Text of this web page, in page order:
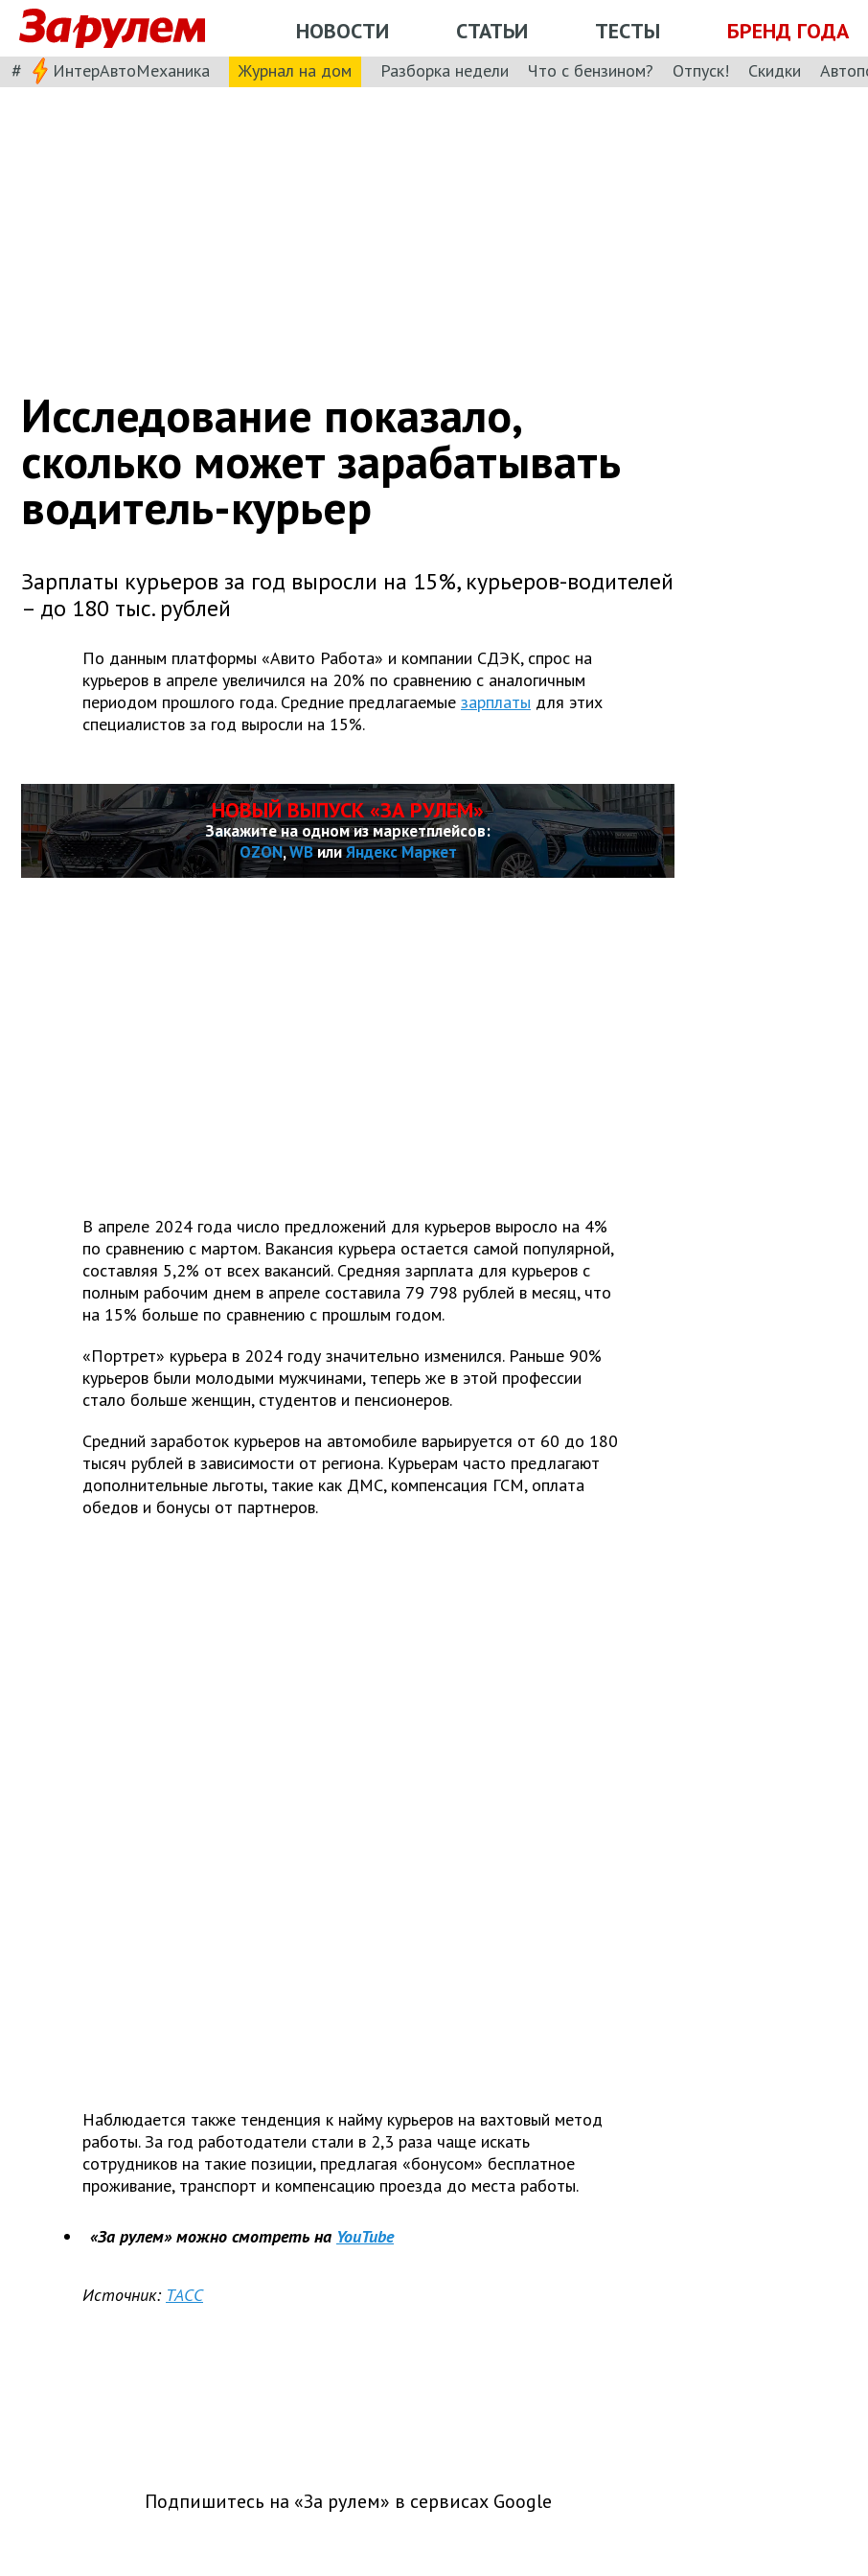
НОВОСТИ СТАТЬИ ТЕСТЫ БРЕНД ГОДА
# ИнтерАвтоМеханика Журнал на дом Разборка недели Что с бензином? Отпуск! Скидки
Исследование показало,
сколько может зарабатывать
водитель-курьер
Зарплаты курьеров за год выросли на 15%, курьеров-водителей
– до 180 тыс. рублей
По данным платформы «Авито Работа» и компании СДЭК, спрос на
курьеров в апреле увеличился на 20% по сравнению с аналогичным
периодом прошлого года. Средние предлагаемые зарплаты для этих
специалистов за год выросли на 15%.
НОВЫЙ ВЫПУСК «ЗА РУЛЕМ»
Закажите на одном из маркетплейсов:
OZON,WBилиЯндекс Маркет
В апреле 2024 года число предложений для курьеров выросло на 4%
по сравнению с мартом. Вакансия курьера остается самой популярной,
составляя 5,2% от всех вакансий. Средняя зарплата для курьеров с
полным рабочим днем в апреле составила 79 798 рублей в месяц, что
на 15% больше по сравнению с прошлым годом.
«Портрет» курьера в 2024 году значительно изменился. Раньше 90%
курьеров были молодыми мужчинами, теперь же в этой профессии
стало больше женщин, студентов и пенсионеров.
Средний заработок курьеров на автомобиле варьируется от 60 до 180
тысяч рублей в зависимости от региона. Курьерам часто предлагают
дополнительные льготы, такие как ДМС, компенсация ГСМ, оплата
обедов и бонусы от партнеров.
Наблюдается также тенденция к найму курьеров на вахтовый метод
работы. За год работодатели стали в 2,3 раза чаще искать
сотрудников на такие позиции, предлагая «бонусом» бесплатное
проживание, транспорт и компенсацию проезда до места работы.
«За рулем» можно смотреть на YouTube
Источник: ТАСС
Подпишитесь на «За рулем» в сервисах Google